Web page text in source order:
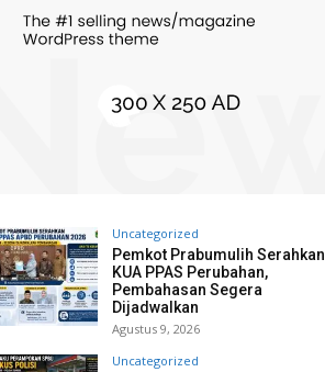
Uncategorized
Pemkot Prabumulih Serahkan
KUA PPAS Perubahan,
Pembahasan Segera
Dijadwalkan
Agustus 9, 2026
Uncategorized